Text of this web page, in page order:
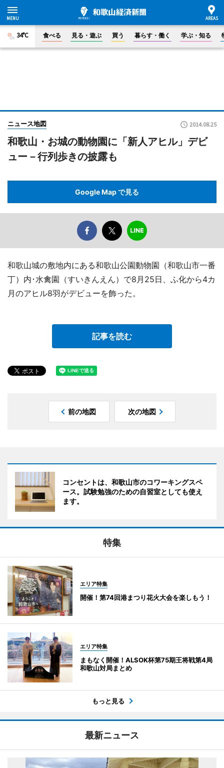
34°C 食べる 見る・遊ぶ 買う 暮らす・働く 学ぶ・知る
ニュース地図 2014.08.25
和歌山・お城の動物園に「新人アヒル」デビ
ュー－行列歩きの披露も
Google Map で見る
和歌山城の敷地内にある和歌山公園動物園（和歌山市一番
丁）内･水禽園（すいきんえん）で8月25日、ふ化から4カ
月のアヒル8羽がデビューを飾った。
記事を読む
前の地図 次の地図
コンセントは、和歌山市のコワーキングスペ
ース。試験勉強のための自習室としても使え
ます。
特集
エリア特集
開催！第74回港まつり花火大会を楽しもう！
エリア特集
まもなく開催！ALSOK杯第75期王将戦第4局
和歌山対局まとめ
もっと見る
最新ニュース